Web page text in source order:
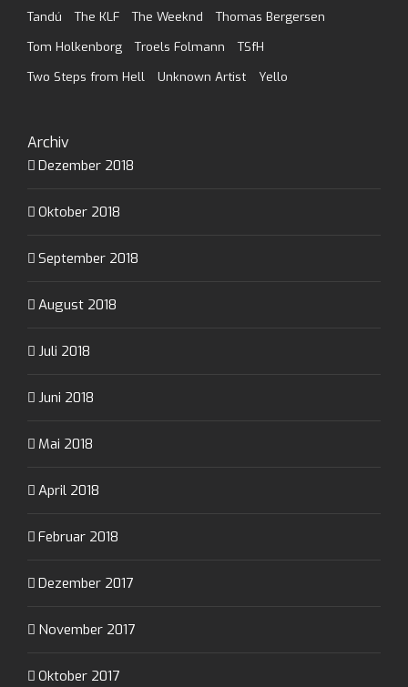
Tandú
The KLF The Weeknd
Thomas Bergersen
Tom Holkenborg
Troels Folmann
TSfH
Two Steps from Hell
Unknown Artist Yello
Archiv
Dezember 2018
Oktober 2018
September 2018
August 2018
Juli 2018
Juni 2018
Mai 2018
April 2018
Februar 2018
Dezember 2017
November 2017
Oktober 2017